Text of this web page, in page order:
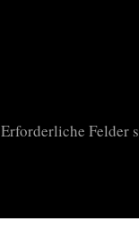
Erforderliche Felder